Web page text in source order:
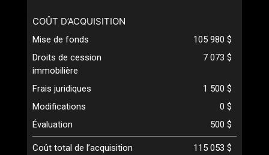
COÛT D’ACQUISITION
Mise de fonds
105 980 $
Droits de cession
immobilière
7 073 $
Frais juridiques
1 500 $
Modifications
0 $
Évaluation
500 $
Coût total de l’acquisition 115 053 $